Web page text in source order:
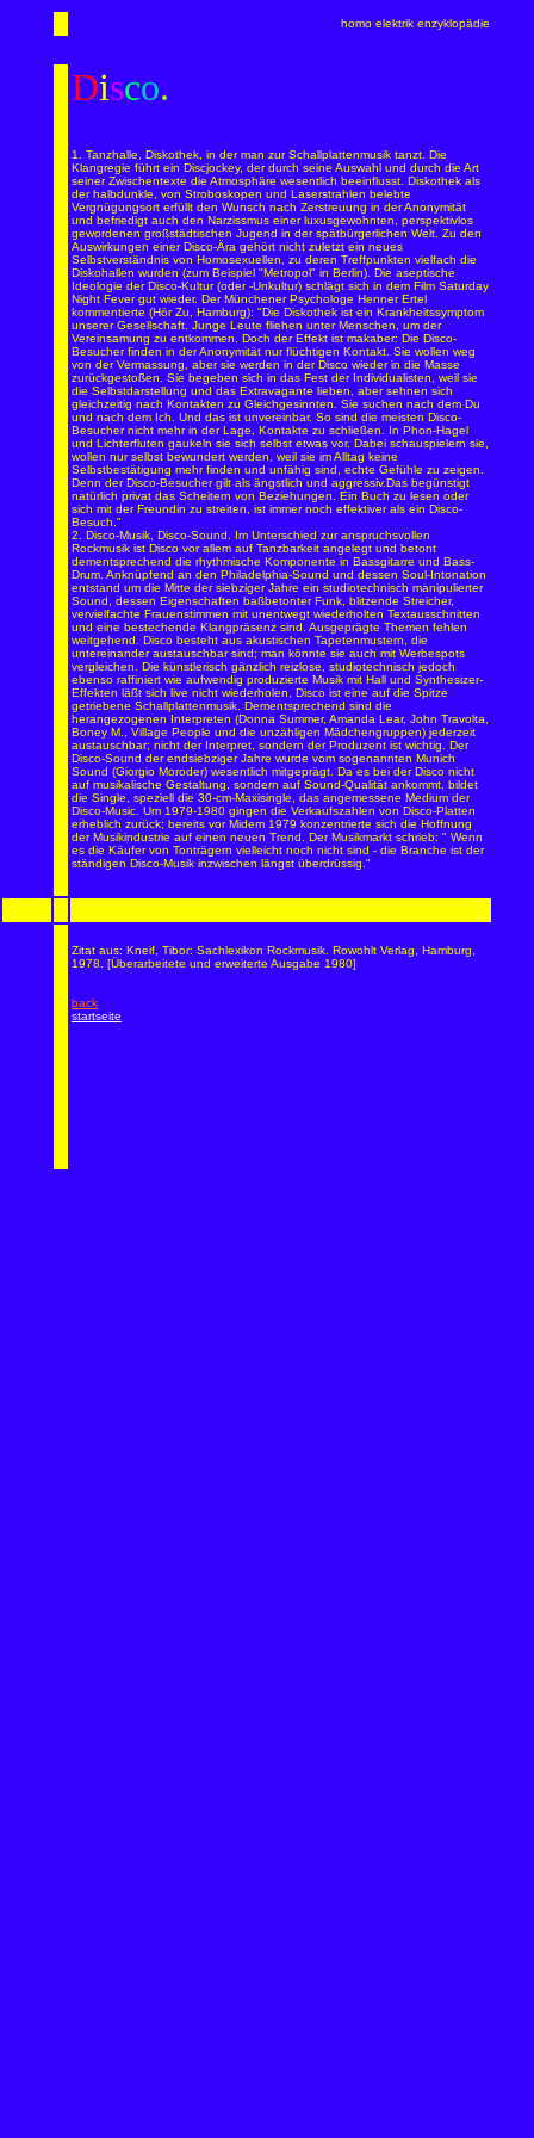
homo elektrik enzyklopädie
Disco.
1. Tanzhalle, Diskothek, in der man zur Schallplattenmusik tanzt. Die
Klangregie führt ein Discjockey, der durch seine Auswahl und durch die Art
seiner Zwischentexte die Atmosphäre wesentlich beeinflusst. Diskothek als
der halbdunkle, von Stroboskopen und Laserstrahlen belebte
Vergnügungsort erfüllt den Wunsch nach Zerstreuung in der Anonymität
und befriedigt auch den Narzissmus einer luxusgewohnten, perspektivlos
gewordenen großstädtischen Jugend in der spätbürgerlichen Welt. Zu den
Auswirkungen einer Disco-Ära gehört nicht zuletzt ein neues
Selbstverständnis von Homosexuellen, zu deren Treffpunkten vielfach die
Diskohallen wurden (zum Beispiel "Metropol" in Berlin). Die aseptische
Ideologie der Disco-Kultur (oder -Unkultur) schlägt sich in dem Film Saturday
Night Fever gut wieder. Der Münchener Psychologe Henner Ertel
kommentierte (Hör Zu, Hamburg): "Die Diskothek ist ein Krankheitssymptom
unserer Gesellschaft. Junge Leute fliehen unter Menschen, um der
Vereinsamung zu entkommen. Doch der Effekt ist makaber: Die Disco-
Besucher finden in der Anonymität nur flüchtigen Kontakt. Sie wollen weg
von der Vermassung, aber sie werden in der Disco wieder in die Masse
zurückgestoßen. Sie begeben sich in das Fest der Individualisten, weil sie
die Selbstdarstellung und das Extravagante lieben, aber sehnen sich
gleichzeitig nach Kontakten zu Gleichgesinnten. Sie suchen nach dem Du
und nach dem Ich. Und das ist unvereinbar. So sind die meisten Disco-
Besucher nicht mehr in der Lage, Kontakte zu schließen. In Phon-Hagel
und Lichterfluten gaukeln sie sich selbst etwas vor. Dabei schauspielern sie,
wollen nur selbst bewundert werden, weil sie im Alltag keine
Selbstbestätigung mehr finden und unfähig sind, echte Gefühle zu zeigen.
Denn der Disco-Besucher gilt als ängstlich und aggressiv.Das begünstigt
natürlich privat das Scheitern von Beziehungen. Ein Buch zu lesen oder
sich mit der Freundin zu streiten, ist immer noch effektiver als ein Disco-
Besuch."
2. Disco-Musik, Disco-Sound. Im Unterschied zur anspruchsvollen
Rockmusik ist Disco vor allem auf Tanzbarkeit angelegt und betont
dementsprechend die rhythmische Komponente in Bassgitarre und Bass-
Drum. Anknüpfend an den Philadelphia-Sound und dessen Soul-Intonation
entstand um die Mitte der siebziger Jahre ein studiotechnisch manipulierter
Sound, dessen Eigenschaften baßbetonter Funk, blitzende Streicher,
vervielfachte Frauenstimmen mit unentwegt wiederholten Textausschnitten
und eine bestechende Klangpräsenz sind. Ausgeprägte Themen fehlen
weitgehend. Disco besteht aus akustischen Tapetenmustern, die
untereinander austauschbar sind; man könnte sie auch mit Werbespots
vergleichen. Die künstlerisch gänzlich reizlose, studiotechnisch jedoch
ebenso raffiniert wie aufwendig produzierte Musik mit Hall und Synthesizer-
Effekten läßt sich live nicht wiederholen, Disco ist eine auf die Spitze
getriebene Schallplattenmusik. Dementsprechend sind die
herangezogenen Interpreten (Donna Summer, Amanda Lear, John Travolta,
Boney M., Village People und die unzähligen Mädchengruppen) jederzeit
austauschbar; nicht der Interpret, sondern der Produzent ist wichtig. Der
Disco-Sound der endsiebziger Jahre wurde vom sogenannten Munich
Sound (Giorgio Moroder) wesentlich mitgeprägt. Da es bei der Disco nicht
auf musikalische Gestaltung, sondern auf Sound-Qualität ankommt, bildet
die Single, speziell die 30-cm-Maxisingle, das angemessene Medium der
Disco-Music. Um 1979-1980 gingen die Verkaufszahlen von Disco-Platten
erheblich zurück; bereits vor Midem 1979 konzentrierte sich die Hoffnung
der Musikindustrie auf einen neuen Trend. Der Musikmarkt schrieb: " Wenn
es die Käufer von Tonträgern vielleicht noch nicht sind - die Branche ist der
ständigen Disco-Musik inzwischen längst überdrüssig."
Zitat aus: Kneif, Tibor: Sachlexikon Rockmusik. Rowohlt Verlag, Hamburg,
1978. [Überarbeitete und erweiterte Ausgabe 1980]
back
startseite